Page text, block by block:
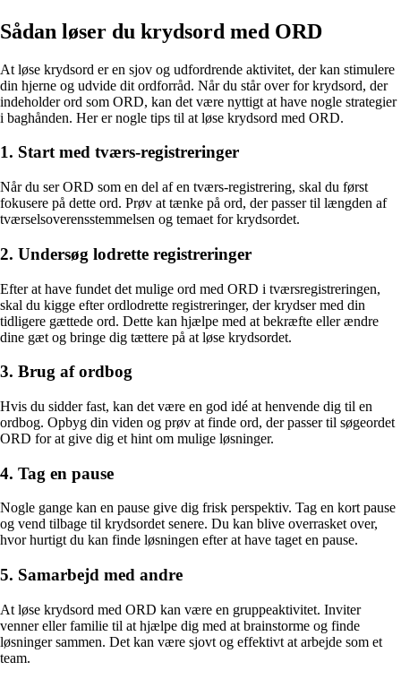
Sådan løser du krydsord med ORD
At løse krydsord er en sjov og udfordrende aktivitet, der kan stimulere
din hjerne og udvide dit ordforråd. Når du står over for krydsord, der
indeholder ord som ORD, kan det være nyttigt at have nogle strategier
i baghånden. Her er nogle tips til at løse krydsord med ORD.
1. Start med tværs-registreringer
Når du ser ORD som en del af en tværs-registrering, skal du først
fokusere på dette ord. Prøv at tænke på ord, der passer til længden af ​​
tværselsoverensstemmelsen og temaet for krydsordet.
2. Undersøg lodrette registreringer
Efter at have fundet det mulige ord med ORD i tværsregistreringen,
skal du kigge efter ordlodrette registreringer, der krydser med din
tidligere gættede ord. Dette kan hjælpe med at bekræfte eller ændre
dine gæt og bringe dig tættere på at løse krydsordet.
3. Brug af ordbog
Hvis du sidder fast, kan det være en god idé at henvende dig til en
ordbog. Opbyg din viden og prøv at finde ord, der passer til søgeordet
ORD for at give dig et hint om mulige løsninger.
4. Tag en pause
Nogle gange kan en pause give dig frisk perspektiv. Tag en kort pause
og vend tilbage til krydsordet senere. Du kan blive overrasket over,
hvor hurtigt du kan finde løsningen efter at have taget en pause.
5. Samarbejd med andre
At løse krydsord med ORD kan være en gruppeaktivitet. Inviter
venner eller familie til at hjælpe dig med at brainstorme og finde
løsninger sammen. Det kan være sjovt og effektivt at arbejde som et
team.